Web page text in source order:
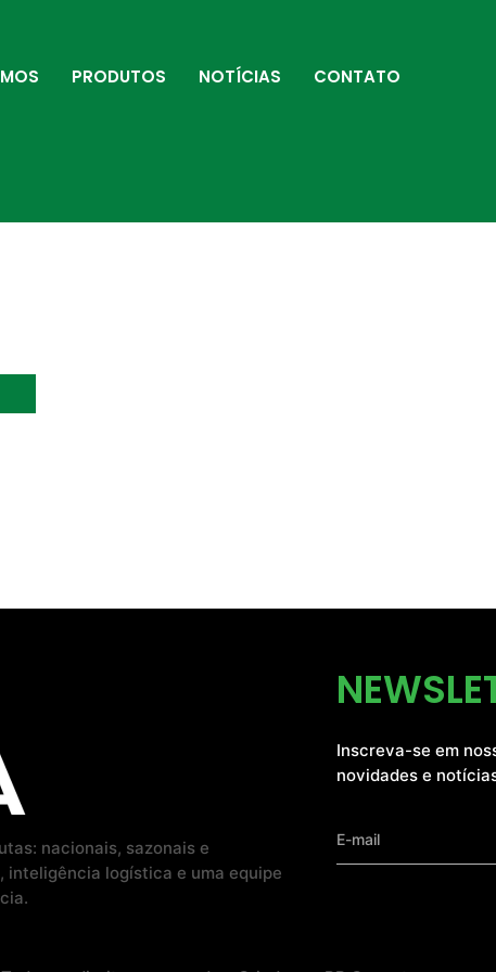
PRODUTOS NOTÍCIAS CONTATO
nacionais, sazonais e
logística e uma equipe
Inscreva-se em
novidades e